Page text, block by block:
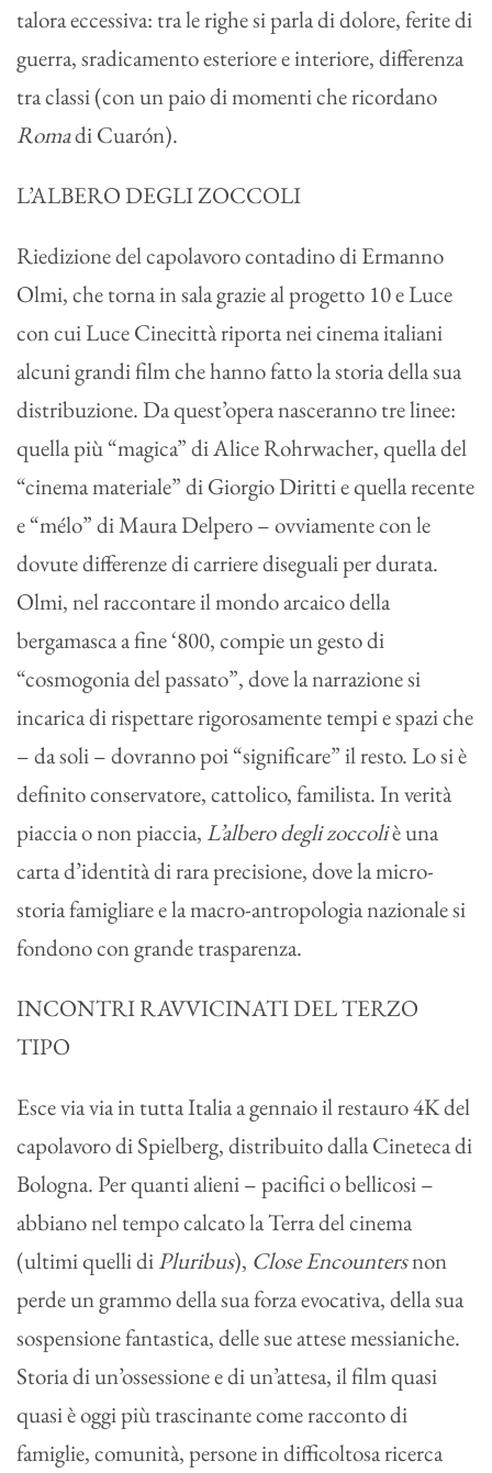
talora eccessiva: tra le righe si parla di dolore, ferite di
guerra, sradicamento esteriore e interiore, differenza
tra classi (con un paio di momenti che ricordano
Romadi Cuarón).
L’ALBERO DEGLI ZOCCOLI
Riedizione del capolavoro contadino di Ermanno
Olmi, che torna in sala grazie al progetto 10 e Luce
con cui Luce Cinecittà riporta nei cinema italiani
alcuni grandi film che hanno fatto la storia della sua
distribuzione. Da quest’opera nasceranno tre linee:
quella più “magica” di Alice Rohrwacher, quella del
“cinema materiale” di Giorgio Diritti e quella recente
e “mélo” di Maura Delpero – ovviamente con le
dovute differenze di carriere diseguali per durata.
Olmi, nel raccontare il mondo arcaico della
bergamasca a fine ‘800, compie un gesto di
“cosmogonia del passato”, dove la narrazione si
incarica di rispettare rigorosamente tempi e spazi che
– da soli – dovranno poi “significare” il resto. Lo si è
definito conservatore, cattolico, familista. In verità
piaccia o non piaccia, L’albero degli zoccoliè una
carta d’identità di rara precisione, dove la micro-
storia famigliare e la macro-antropologia nazionale si
fondono con grande trasparenza.
INCONTRI RAVVICINATI DEL TERZO
TIPO
Esce via via in tutta Italia a gennaio il restauro 4K del
capolavoro di Spielberg, distribuito dalla Cineteca di
Bologna. Per quanti alieni – pacifici o bellicosi –
abbiano nel tempo calcato la Terra del cinema
(ultimi quelli diPluribus), Close Encountersnon
perde un grammo della sua forza evocativa, della sua
sospensione fantastica, delle sue attese messianiche.
Storia di un’ossessione e di un’attesa, il film quasi
quasi è oggi più trascinante come racconto di
famiglie, comunità, persone in difficoltosa ricerca